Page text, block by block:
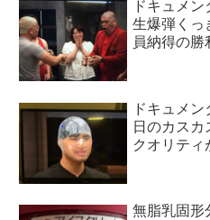
ドキュメ
生爆弾くっ
員納得の勝
ドキュメ
日のカス
クオリティ
無脂乳固形